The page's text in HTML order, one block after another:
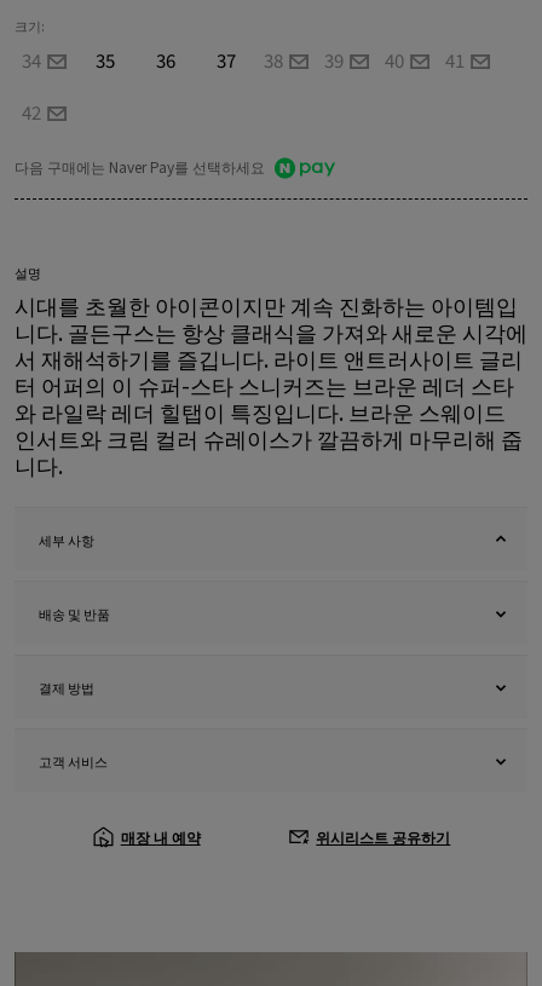
크기:
34 35 36 37 38 39 40 41
42
다음 구매에는 Naver Pay를 선택하세요
설명
시대를 초월한 아이콘이지만 계속 진화하는 아이템입
니다. 골든구스는 항상 클래식을 가져와 새로운 시각에
서 재해석하기를 즐깁니다. 라이트 앤트러사이트 글리
터 어퍼의 이 슈퍼-스타 스니커즈는 브라운 레더 스타
와 라일락 레더 힐탭이 특징입니다. 브라운 스웨이드
인서트와 크림 컬러 슈레이스가 깔끔하게 마무리해 줍
니다.
세부 사항
배송 및 반품
결제 방법
고객 서비스
매장 내 예약 위시리스트 공유하기